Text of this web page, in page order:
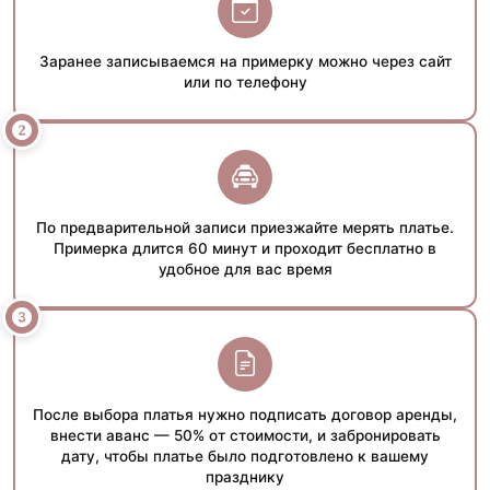
Заранее записываемся на примерку можно через сайт
или по телефону
По предварительной записи приезжайте мерять платье.
Примерка длится 60 минут и проходит бесплатно в
удобное для вас время
После выбора платья нужно подписать договор аренды,
внести аванс — 50% от стоимости, и забронировать
дату, чтобы платье было подготовлено к вашему
празднику